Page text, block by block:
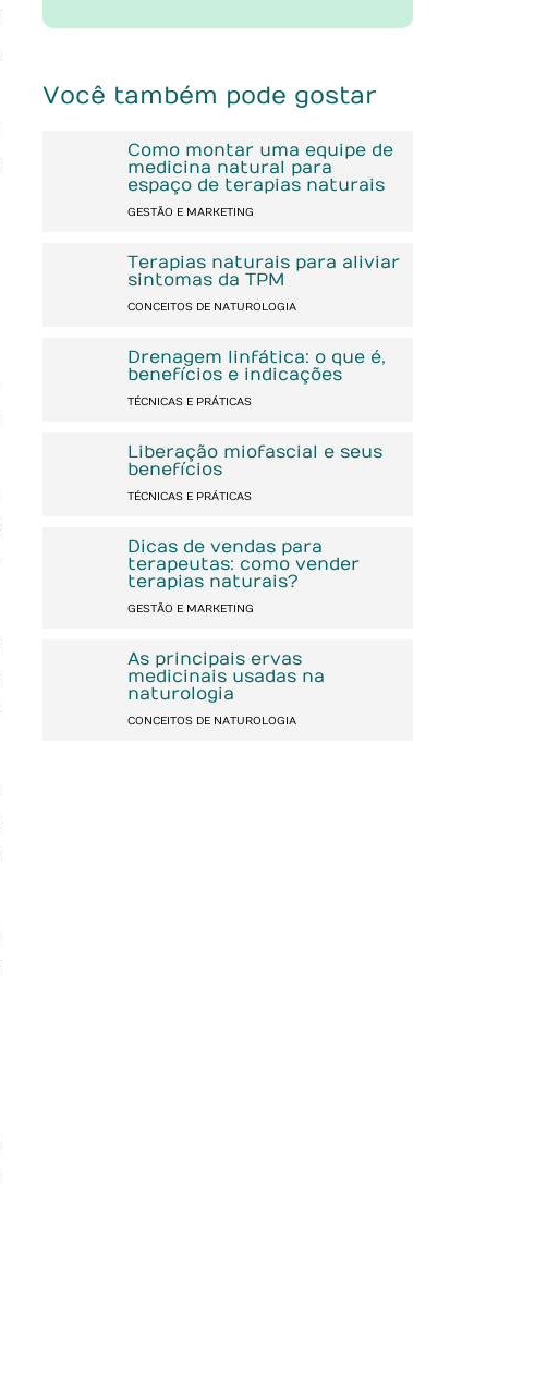
Você também pode gostar
Como montar uma equipe de
medicina natural para
espaço de terapias naturais
GESTÃO E MARKETING
Terapias naturais para aliviar
sintomas da TPM
CONCEITOS DE NATUROLOGIA
Drenagem linfática: o que é,
benefícios e indicações
TÉCNICAS E PRÁTICAS
Liberação miofascial e seus
benefícios
TÉCNICAS E PRÁTICAS
Dicas de vendas para
terapeutas: como vender
terapias naturais?
GESTÃO E MARKETING
As principais ervas
medicinais usadas na
naturologia
CONCEITOS DE NATUROLOGIA